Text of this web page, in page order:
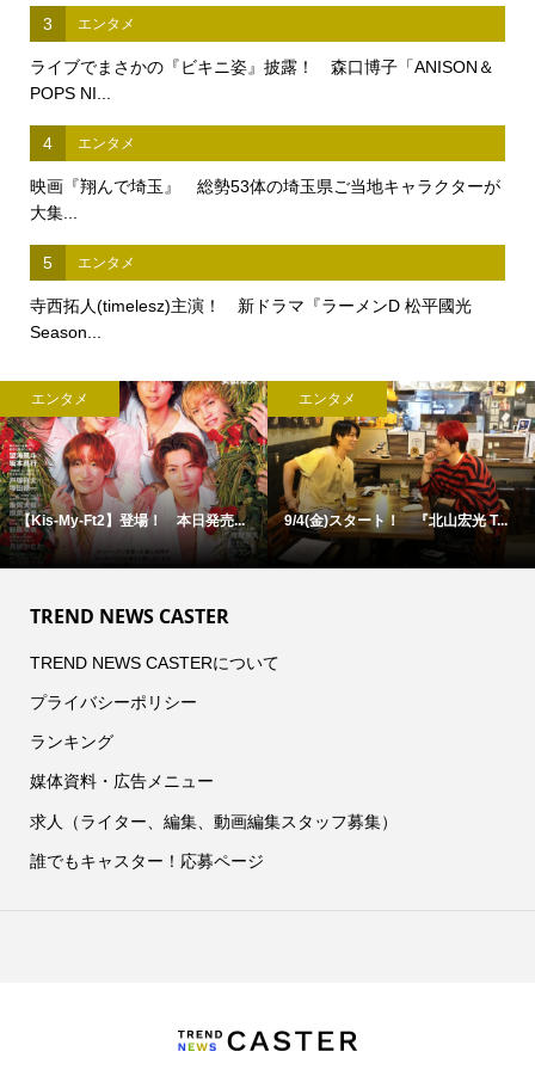
3 エンタメ
ライブでまさかの『ビキニ姿』披露！ 森口博子「ANISON＆
POPS NI...
4 エンタメ
映画『翔んで埼玉』 総勢53体の埼玉県ご当地キャラクターが
大集...
5 エンタメ
寺西拓人(timelesz)主演！ 新ドラマ『ラーメンD 松平國光
Season...
エンタメ
【Kis-My-Ft2】登場！ 本日発売...
エンタメ
9/4(金)スタート！ 『北山宏光 T...
TREND NEWS CASTER
TREND NEWS CASTERについて
プライバシーポリシー
ランキング
媒体資料・広告メニュー
求人（ライター、編集、動画編集スタッフ募集）
誰でもキャスター！応募ページ